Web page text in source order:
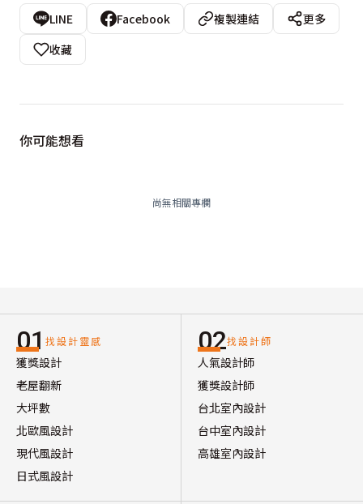
LINE Facebook 複製連結
更多
收藏
你可能想看
尚無相關專欄
01 找設計靈感
獲獎設計
老屋翻新
大坪數
北歐風設計
現代風設計
日式風設計
02找設計師
人氣設計師
獲獎設計師
台北室內設計
台中室內設計
高雄室內設計